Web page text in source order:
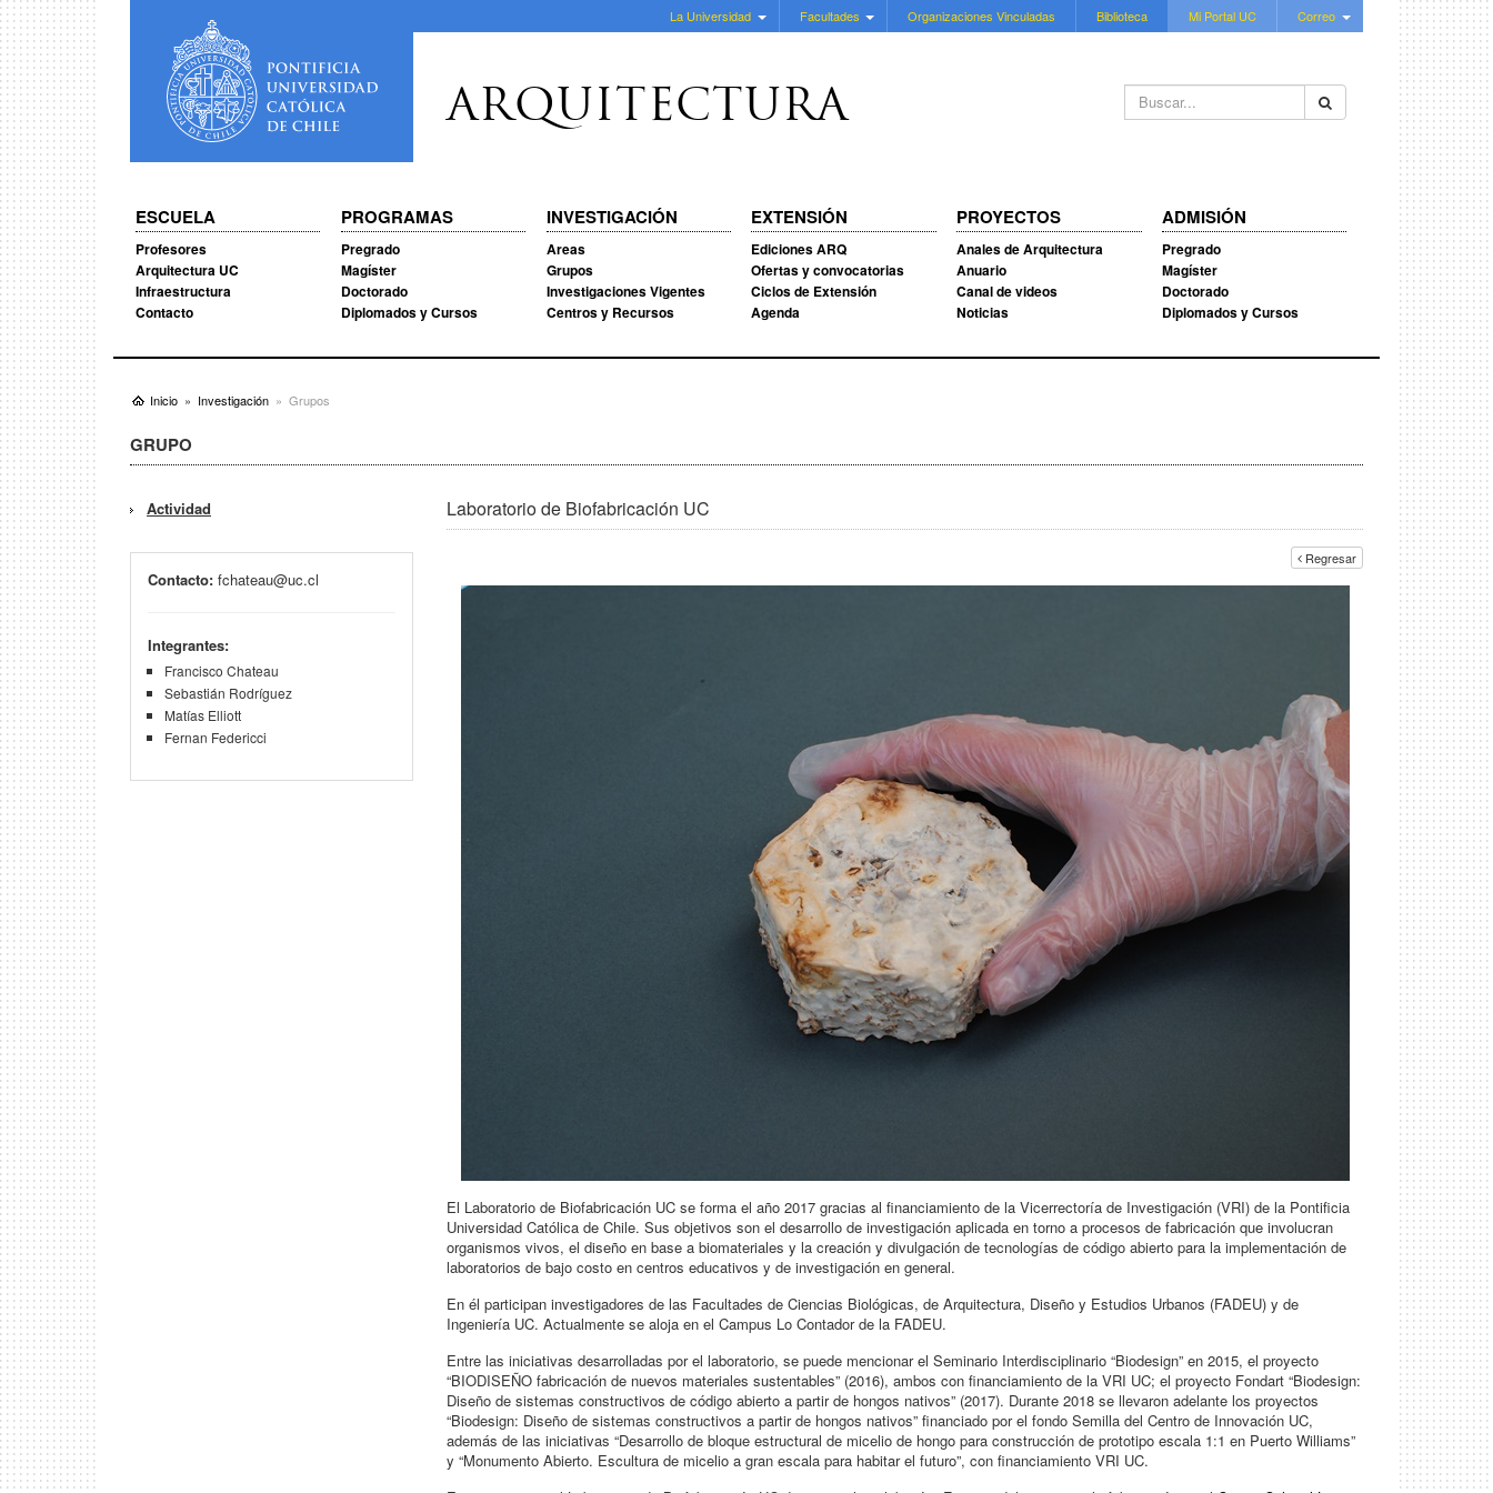
La Universidad Facultades Organizaciones Vinculadas Biblioteca Mi Portal UC Correo
Buscar...
ARQUITECTURA
ESCUELA
Profesores
Arquitectura UC
Infraestructura
Contacto
PROGRAMAS
Pregrado
Magíster
Doctorado
Diplomados y Cursos
INVESTIGACIÓN
Areas
Grupos
Investigaciones Vigentes
Centros y Recursos
EXTENSIÓN
Ediciones ARQ
Ofertas y convocatorias
Ciclos de Extensión
Agenda
PROYECTOS
Anales de Arquitectura
Anuario
Canal de videos
Noticias
ADMISIÓN
Pregrado
Magíster
Doctorado
Diplomados y Cursos
Inicio Investigación Grupos
GRUPO
Laboratorio de Biofabricación UC
Regresar
El Laboratorio de Biofabricación UC se forma el año 2017 gracias al financiamiento de la Vicerrectoría de Investigación (VRI) de la Pontificia
Universidad Católica de Chile. Sus objetivos son el desarrollo de investigación aplicada en torno a procesos de fabricación que involucran
organismos vivos, el diseño en base a biomateriales y la creación y divulgación de tecnologías de código abierto para la implementación de
laboratorios de bajo costo en centros educativos y de investigación en general.
En él participan investigadores de las Facultades de Ciencias Biológicas, de Arquitectura, Diseño y Estudios Urbanos (FADEU) y de
Ingeniería UC. Actualmente se aloja en el Campus Lo Contador de la FADEU.
Entre las iniciativas desarrolladas por el laboratorio, se puede mencionar el Seminario Interdisciplinario “Biodesign” en 2015, el proyecto
“BIODISEÑO fabricación de nuevos materiales sustentables” (2016), ambos con financiamiento de la VRI UC; el proyecto Fondart “Biodesign:
Diseño de sistemas constructivos de código abierto a partir de hongos nativos” (2017). Durante 2018 se llevaron adelante los proyectos
“Biodesign: Diseño de sistemas constructivos a partir de hongos nativos” financiado por el fondo Semilla del Centro de Innovación UC,
además de las iniciativas “Desarrollo de bloque estructural de micelio de hongo para construcción de prototipo escala 1:1 en Puerto Williams”
y “Monumento Abierto. Escultura de micelio a gran escala para habitar el futuro”, con financiamiento VRI UC.
Actividad
Contacto: fchateau@uc.cl
Integrantes:
Francisco Chateau
Sebastián Rodríguez
Matías Elliott
Fernan Federicci